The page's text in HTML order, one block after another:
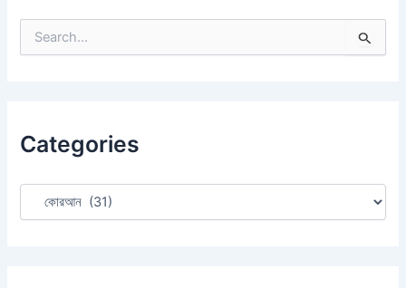
e
f
r
Categories